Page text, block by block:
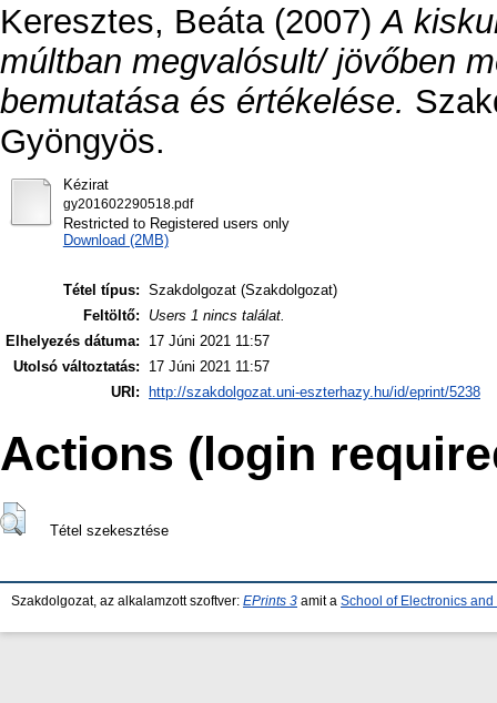
Keresztes, Beáta(2007)A
múltban megvalósult/ jövőben
bemutatása és értékelése.
Gyöngyös.
Kézirat
gy201602290518.pdf
Restricted to Registered users only
Download (2MB)
Tétel típus: Szakdolgozat (Szakdolgozat)
Feltöltő:
Users 1 nincs találat.
Elhelyezés dátuma:
17 Júni 2021 11:57
Utolsó változtatás:
17 Júni 2021 11:57
URI:
http://szakdolgozat.uni-eszterhazy.hu/id/eprint/5238
Actions (login
Tétel szekesztése
Szakdolgozat, az alkalamzott szoftver: EPrints 3 amit a School of Electronics